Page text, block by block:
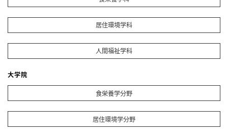
居住環境学科
人間福祉学科
大学院
食栄養学分野
居住環境学分野